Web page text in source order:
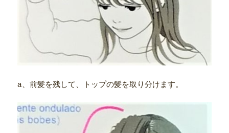
a、前髪を残して、トップの髪を取り分けます。